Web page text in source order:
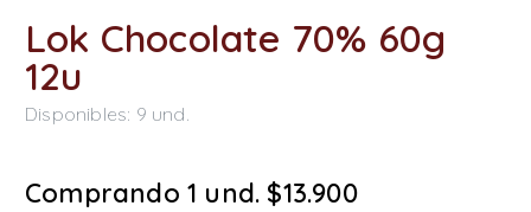
Lok Chocolate 70% 60g
12u
Disponibles: 9 und.
Comprando 1 und. $13.900